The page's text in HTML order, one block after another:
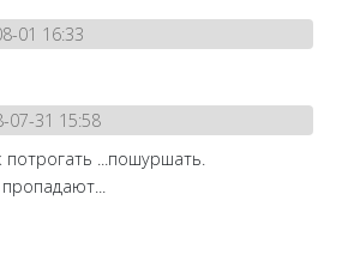
01 16:33
07-31 15:58
потрогать ...пошуршать.